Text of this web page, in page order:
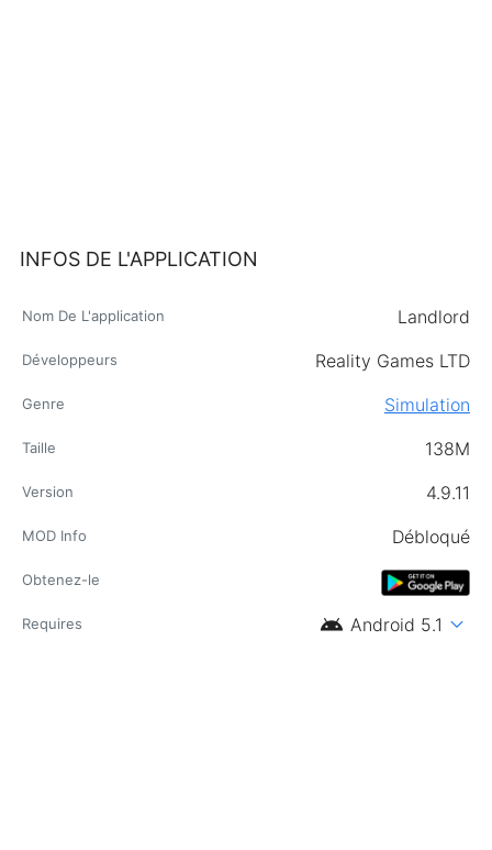
INFOS DE L'APPLICATION
Nom De L'application Landlord
Développeurs Reality Games LTD
Genre Simulation
Taille 138M
Version 4.9.11
MOD Info Débloqué
Obtenez-le
Requires android Android 5.1 expand_more